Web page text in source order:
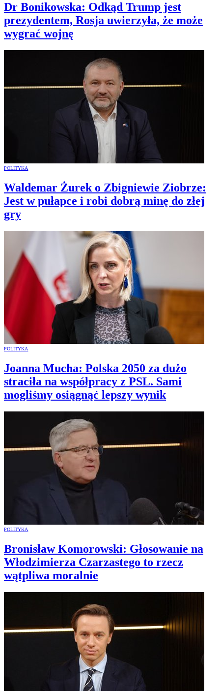
Dr Bonikowska: Odkąd Trump jest
prezydentem, Rosja uwierzyła, że może
wygrać wojnę
POLITYKA
Waldemar Żurek o Zbigniewie Ziobrze:
Jest w pułapce i robi dobrą minę do złej
gry
POLITYKA
Joanna Mucha: Polska 2050 za dużo
straciła na współpracy z PSL. Sami
mogliśmy osiągnąć lepszy wynik
POLITYKA
Bronisław Komorowski: Głosowanie na
Włodzimierza Czarzastego to rzecz
wątpliwa moralnie